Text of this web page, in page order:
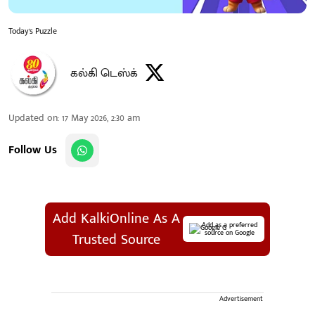
Today's Puzzle
கல்கி டெஸ்க்
Updated on:17 May 2026, 2:30 am
Follow Us
Add KalkiOnline As A
Trusted Source
Add as a preferred
source on Google
Advertisement